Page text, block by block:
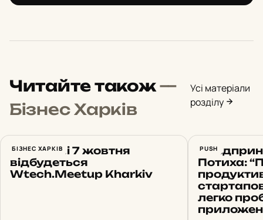
Читайте також—
Бізнес Харків
Усі матеріали
розділу
БІЗНЕС ХАРКІВ
В Харкові 7 жовтня
відбудеться
Wtech.Meetup Kharkiv
PUSH
Потиха:
легко